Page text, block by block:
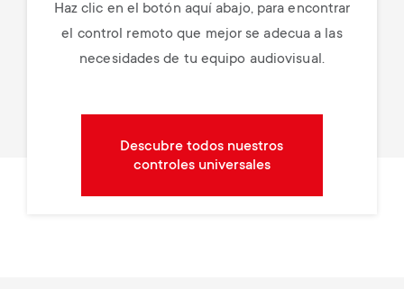
Haz clic en el botón aquí abajo, para encontrar
el control remoto que mejor se adecua a las
necesidades de tu equipo audiovisual.
Descubre todos nuestros
controles universales